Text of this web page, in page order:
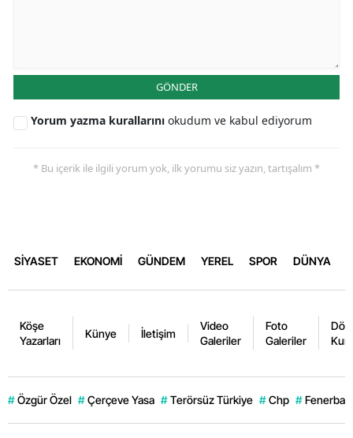
GÖNDER
Yorum yazma kurallarını okudum ve kabul ediyorum
* Bu içerik ile ilgili yorum yok, ilk yorumu siz yazın, tartışalım *
SİYASET EKONOMİ GÜNDEM YEREL SPOR DÜNYA
Köşe
Yazarları
Künye İletişim
Video
Galeriler
Foto
Galeriler
# Özgür Özel # Çerçeve Yasa # Terörsüz Türkiye # Chp #